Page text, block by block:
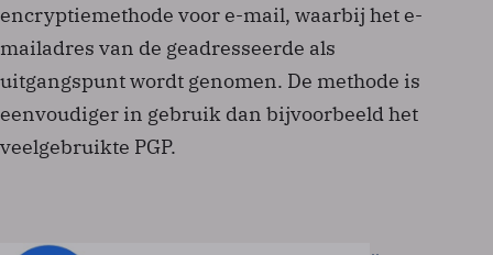
encryptiemethode voor e-mail, waarbij het e-
mailadres van de geadresseerde als
uitgangspunt wordt genomen. De methode is
eenvoudiger in gebruik dan bijvoorbeeld het
veelgebruikte PGP.